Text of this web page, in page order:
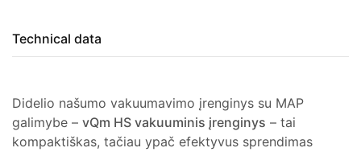
Technical data
Didelio našumo vakuumavimo įrenginys su MAP
galimybe – vQm HS vakuuminis įrenginys – tai
kompaktiškas, tačiau ypač efektyvus sprendimas